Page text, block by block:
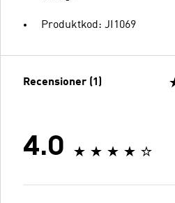
Produktkod: JI1069
Recensioner (1)
4.0